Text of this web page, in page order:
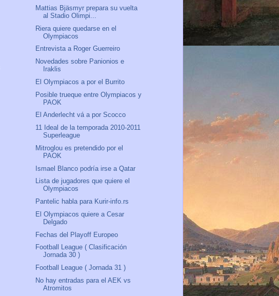
Mattias Bjäsmyr prepara su vuelta
al Stadio Olimpi...
Riera quiere quedarse en el
Olympiacos
Entrevista a Roger Guerreiro
Novedades sobre Panionios e
Iraklis
El Olympiacos a por el Burrito
Posible trueque entre Olympiacos y
PAOK
El Anderlecht vá a por Scocco
11 Ideal de la temporada 2010-2011
Superleague
Mitroglou es pretendido por el
PAOK
Ismael Blanco podría irse a Qatar
Lista de jugadores que quiere el
Olympiacos
Pantelic habla para Kurir-info.rs
El Olympiacos quiere a Cesar
Delgado
Fechas del Playoff Europeo
Football League ( Clasificación
Jornada 30 )
Football League ( Jornada 31 )
No hay entradas para el AEK vs
Atromitos